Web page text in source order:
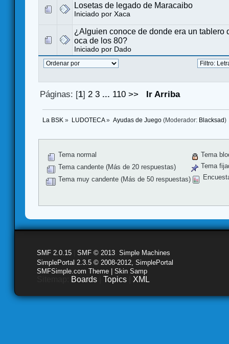
Losetas de legado de Maracaibo
Iniciado por Xaca
¿Alguien conoce de donde era un tablero
oca de los 80?
Iniciado por Dado
Páginas: [1] 2 3 ... 110 >> Ir Arriba
La BSK » LUDOTECA» Ayudas de Juego(Moderador: Blacksad)
Tema normal
Tema candente (Más de 20 respuestas)
Tema muy candente (Más de 50 respuestas)
Tema
Tema
SMF 2.0.15 SMF © 2013 Simple Machines
SimplePortal 2.3.5 © 2008-2012, SimplePortal
SMFSimple.com Theme | Skin Samp
Boards Topics XML